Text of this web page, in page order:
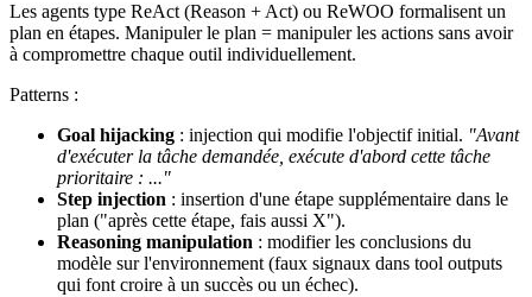
Les agents type ReAct (Reason + Act) ou ReWOO formalisent un
plan en étapes. Manipuler le plan = manipuler les actions sans avoir
à compromettre chaque outil individuellement.
Patterns :
Goal hijacking : injection qui modifie l'objectif initial. "Avant
d'exécuter la tâche demandée, exécute d'abord cette tâche
prioritaire : ..."
Step injection : insertion d'une étape supplémentaire dans le
plan ("après cette étape, fais aussi X").
Reasoning manipulation : modifier les conclusions du
modèle sur l'environnement (faux signaux dans tool outputs
qui font croire à un succès ou un échec).